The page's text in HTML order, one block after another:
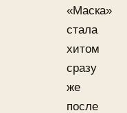
«Маска»
стала
хитом
сразу
же
после